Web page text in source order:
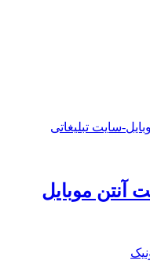
آنتن موبایل